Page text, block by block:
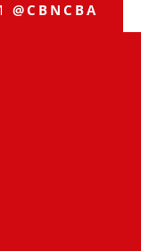
@CBNCBA